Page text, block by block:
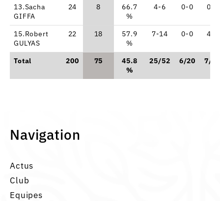
13.Sacha
GIFFA
24 8
66.7
%
4-6 0-0 0-0
15.Robert
GULYAS
22 18
57.9
%
7-14 0-0 4-5
Total 200 75
45.8
%
25/52 6/20 7/
Navigation
Actus
Club
Equipes